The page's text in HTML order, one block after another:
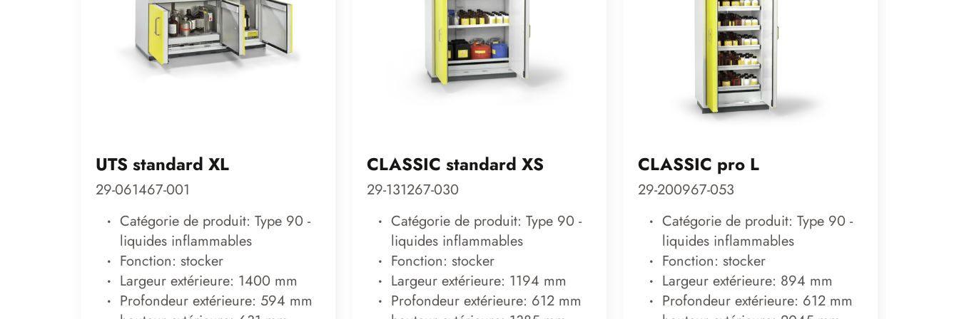
UTS standard XL
29-061467-001
Catégorie de produit: Type 90 -
liquides inflammables
Fonction: stocker
Largeur extérieure: 1400 mm
Profondeur extérieure: 594 mm
CLASSIC standard XS
29-131267-030
Catégorie de produit: Type 90 -
liquides inflammables
Fonction: stocker
Largeur extérieure: 1194 mm
Profondeur extérieure: 612 mm
CLASSIC pro L
29-200967-053
Catégorie de produit: Type 90 -
liquides inflammables
Fonction: stocker
Largeur extérieure: 894 mm
Profondeur extérieure: 612 mm